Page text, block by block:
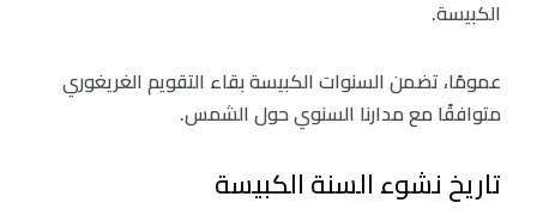
الكبيسة.
عمومًا، تضمن السنوات الكبيسة بقاء التقويم الغريغوري
متوافقًا مع مدارنا السنوي حول الشمس.
تاريخ نشوء السنة الكبيسة